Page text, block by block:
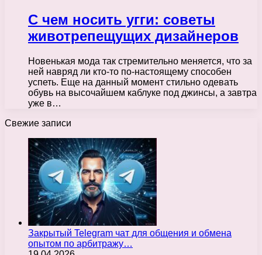
С чем носить угги: cоветы
животрепещущих дизайнеров
Новенькая мода так стремительно меняется, что за
ней навряд ли кто-то по-настоящему способен
успеть. Еще на данный момент стильно одевать
обувь на высочайшем каблуке под джинсы, а завтра
уже в…
Свежие записи
Закрытый Telegram чат для общения и обмена
опытом по арбитражу…